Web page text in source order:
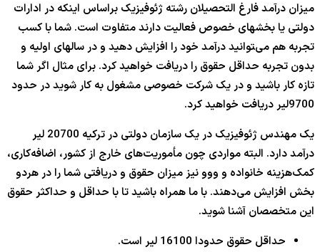
میزان درآمد فارغ التحصیلان رشته ژئوفیزیک براساس اینکه در ادارات
دولتی یا بخشهای خصوص فعالیت دارند متفاوت است. شما با کسب
تجربه هم می‌‍توانید درآمد خود را افزایش دهید و در سالهای اولیه و
بدون تجربه حداقل حقوق را دریافت خواهید کرد. برای مثال اگر شما
تازه کار باشید و در یک شرکت خصوصی مشغول به کار شوید در حدود
9700لیر دریافت خواهید کرد.
یک مهندس ژئوفیزیک در یک سازمان دولتی در ترکیه 20700 لیر
درآمد دارد. البته مواردی چون مأموریت‌های خارج از کشور، اضافه‌کاری،
کمک‌هزینه خانواده و ووو نیز میزان حقوق و دریافتی شما را در هردو
بخش افزایش می‌دهند. با ما همراه باشید تا با حداقل و حداکثر حقوق
این متخصصان آشنا شوید.
حداقل حقوق حدودا 16100 لیر است.